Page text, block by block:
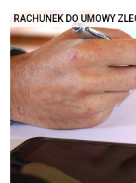
RACHUNEK DO UMOWY